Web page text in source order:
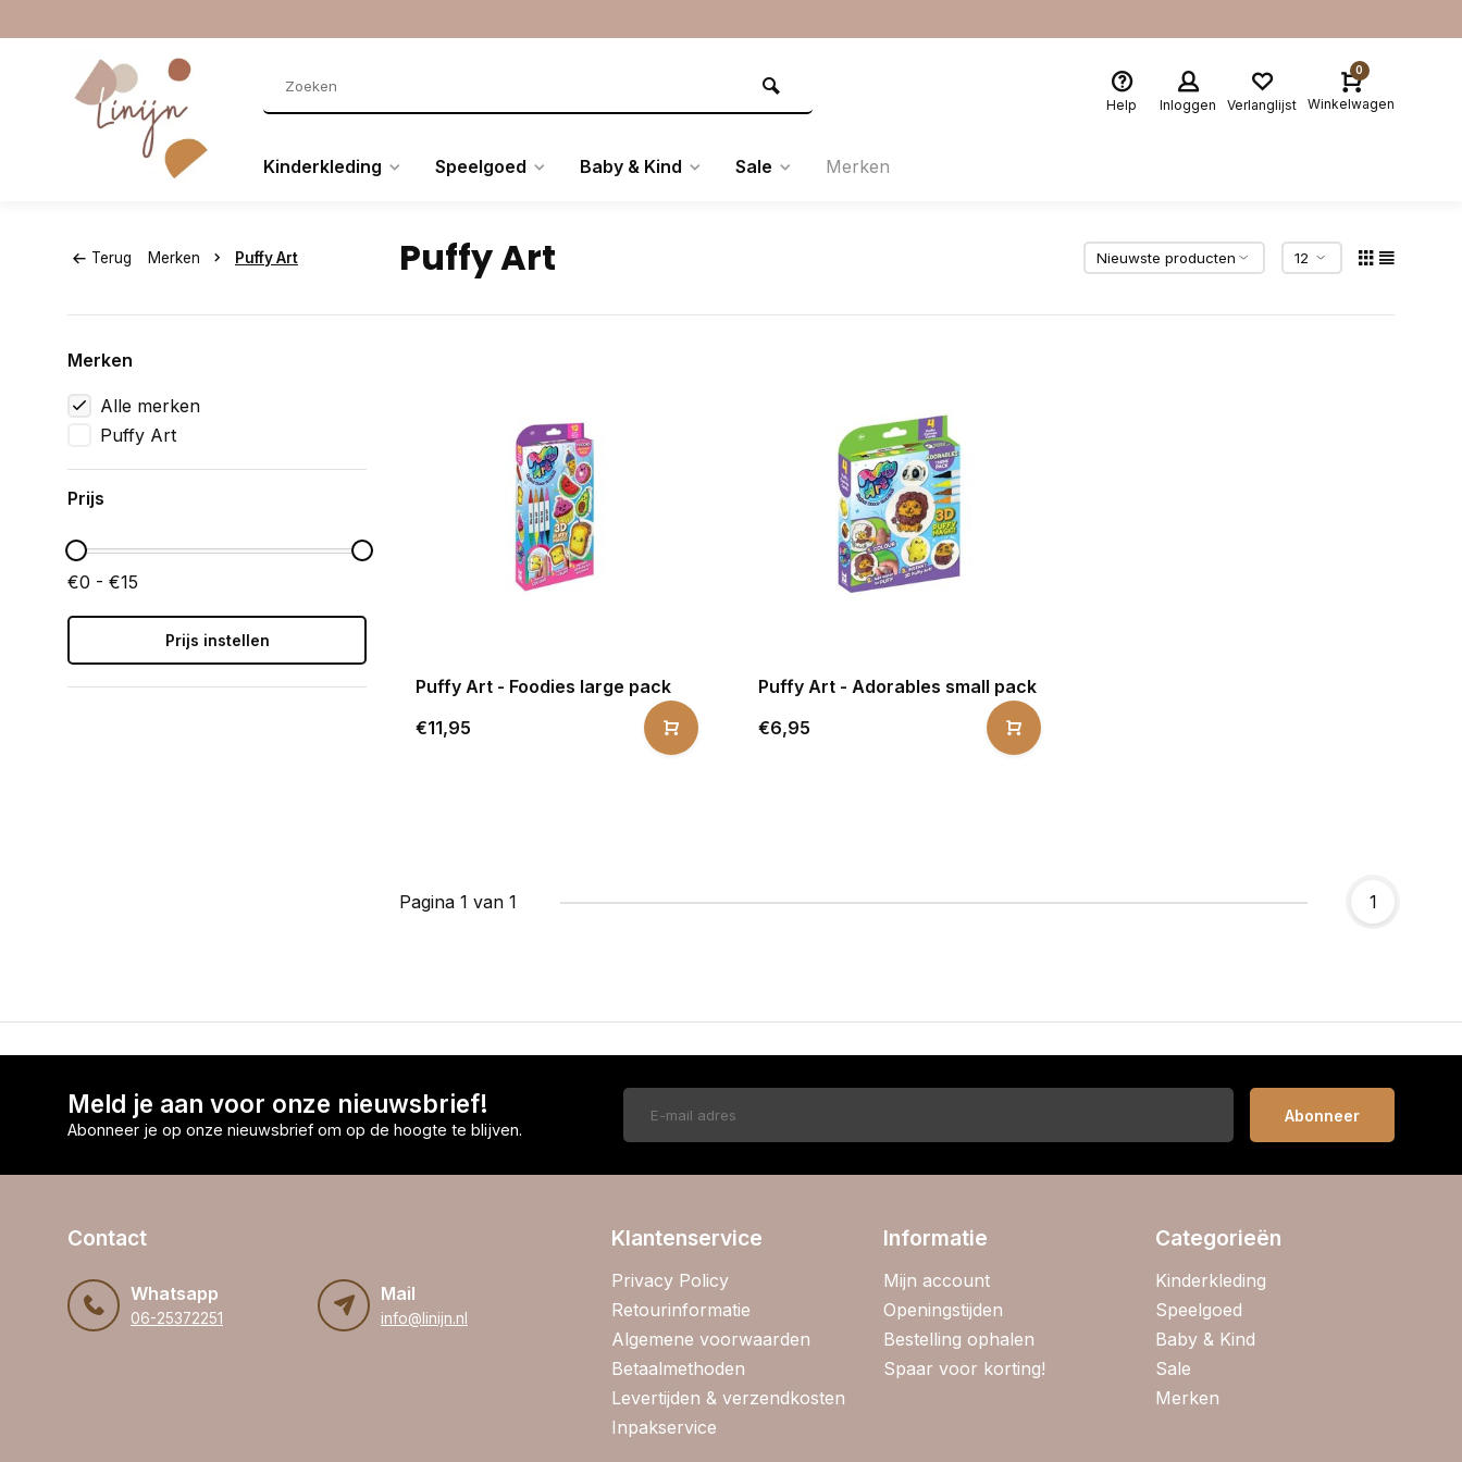
Help Inloggen Verlanglijst
0
Winkelwagen
Kinderkleding Speelgoed Baby & Kind Sale Merken
Terug Merken Puffy Art Puffy Art
Merken
Alle merken
Puffy Art
Prijs
€0 - €15
Prijs instellen
Puffy Art - Foodies large pack
€11,95
Puffy Art - Adorables small pack
€6,95
Pagina 1 van 1 1
Meld je aan voor onze nieuwsbrief!
Abonneer je op onze nieuwsbrief om op de hoogte te blijven.
Abonneer
Contact
Whatsapp
06-25372251
Mail
info@linijn.nl
Klantenservice
Privacy Policy
Retourinformatie
Algemene voorwaarden
Betaalmethoden
Levertijden & verzendkosten
Inpakservice
Informatie
Mijn account
Openingstijden
Bestelling ophalen
Spaar voor korting!
Categorieën
Kinderkleding
Speelgoed
Baby & Kind
Sale
Merken